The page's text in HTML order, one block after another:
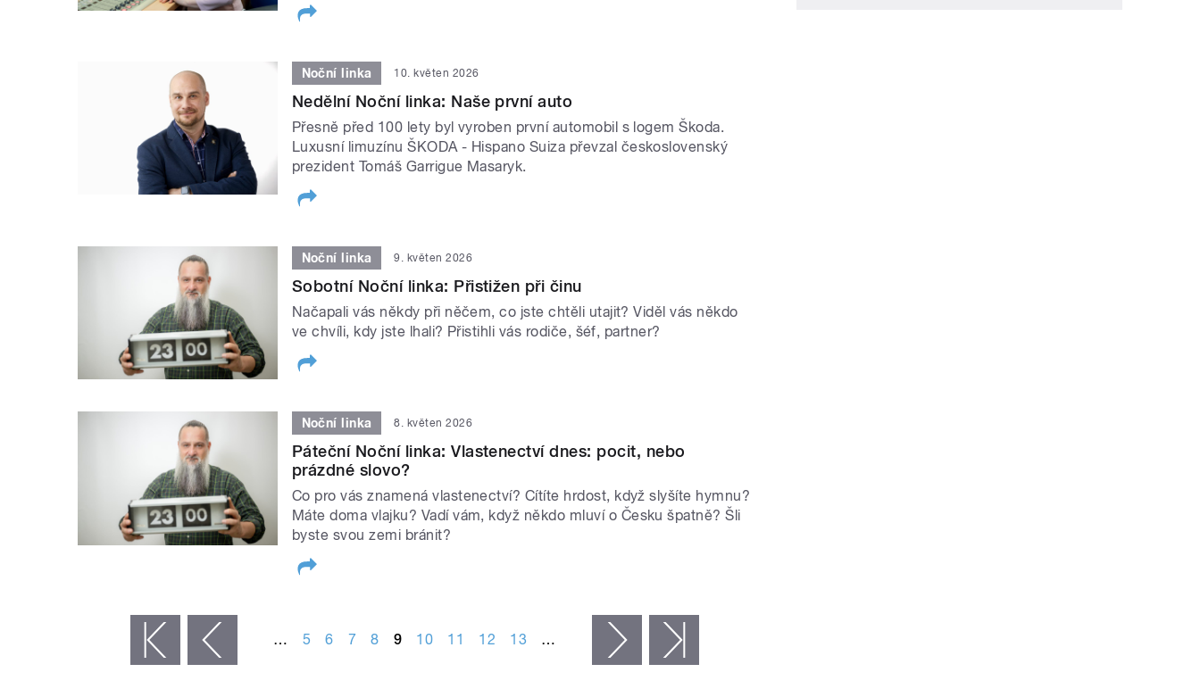
Noční linka 10. květen 2026
Nedělní Noční linka: Naše první auto
Přesně před 100 lety byl vyroben první automobil s logem Škoda.
Luxusní limuzínu ŠKODA - Hispano Suiza převzal československý
prezident Tomáš Garrigue Masaryk.
Noční linka 9. květen 2026
Sobotní Noční linka: Přistižen při činu
Načapali vás někdy při něčem, co jste chtěli utajit? Viděl vás někdo
ve chvíli, kdy jste lhali? Přistihli vás rodiče, šéf, partner?
Noční linka 8. květen 2026
Páteční Noční linka: Vlastenectví dnes: pocit, nebo
prázdné slovo?
Co pro vás znamená vlastenectví? Cítíte hrdost, když slyšíte hymnu?
Máte doma vlajku? Vadí vám, když někdo mluví o Česku špatně? Šli
byste svou zemi bránit?
‹ předchozí … 5 6 7 8 9 10 11 12 13 … následující ›